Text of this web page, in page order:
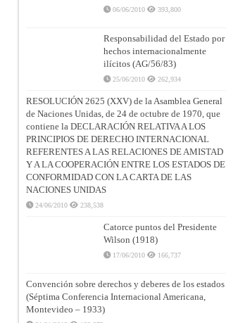
06/06/2010 393,800
Responsabilidad del Estado por
hechos internacionalmente
ilícitos (AG/56/83)
25/06/2010 262,934
RESOLUCIÓN 2625 (XXV) de la Asamblea General
de Naciones Unidas, de 24 de octubre de 1970, que
contiene la DECLARACIÓN RELATIVA A LOS
PRINCIPIOS DE DERECHO INTERNACIONAL
REFERENTES A LAS RELACIONES DE AMISTAD
Y A LA COOPERACIÓN ENTRE LOS ESTADOS DE
CONFORMIDAD CON LA CARTA DE LAS
NACIONES UNIDAS
24/06/2010 238,538
Catorce puntos del Presidente
Wilson (1918)
17/06/2010 166,737
Convención sobre derechos y deberes de los estados
(Séptima Conferencia Internacional Americana,
Montevideo – 1933)